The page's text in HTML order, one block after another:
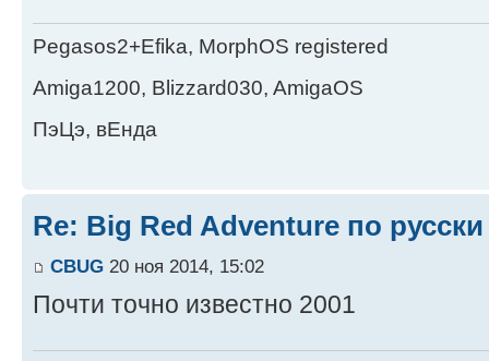
Pegasos2+Efika, MorphOS registered
Amiga1200, Blizzard030, AmigaOS
ПэЦэ, вЕнда
Re: Big Red Adventure по русски
CBUG 20 ноя 2014, 15:02
Почти точно известно 2001